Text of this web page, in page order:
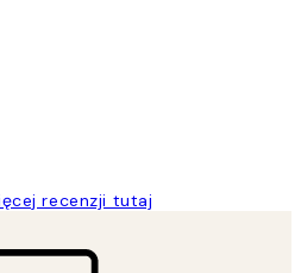
recenzji tutaj